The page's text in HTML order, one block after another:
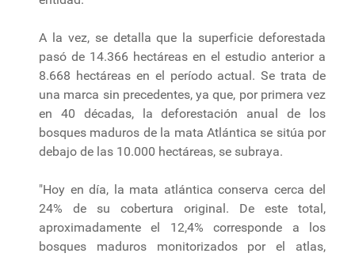
A la vez, se detalla que la superficie deforestada
pasó de 14.366 hectáreas en el estudio anterior a
8.668 hectáreas en el período actual. Se trata de
una marca sin precedentes, ya que, por primera vez
en 40 décadas, la deforestación anual de los
bosques maduros de la mata Atlántica se sitúa por
debajo de las 10.000 hectáreas, se subraya.
"Hoy en día, la mata atlántica conserva cerca del
24% de su cobertura original. De este total,
aproximadamente el 12,4% corresponde a los
bosques maduros monitorizados por el atlas,